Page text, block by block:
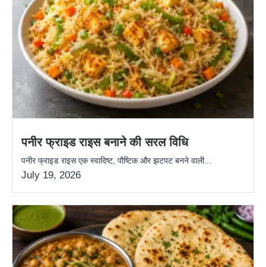
पनीर फ्राइड राइस बनाने की सरल विधि
पनीर फ्राइड राइस एक स्वादिष्ट, पौष्टिक और झटपट बनने वाली...
July 19, 2026